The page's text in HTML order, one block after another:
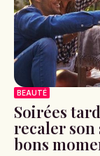
BEAUTÉ
Soirées
recaler son
bons